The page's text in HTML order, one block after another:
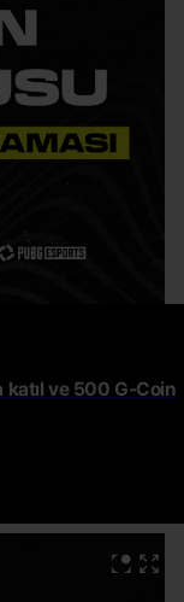
katıl ve 500 G-Coin